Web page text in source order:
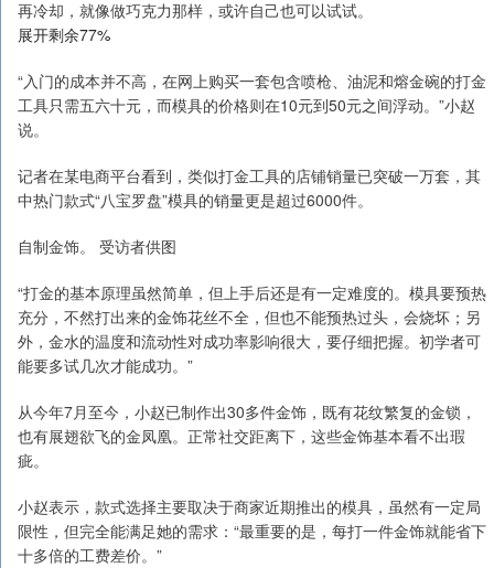
再冷却，就像做巧克力那样，或许自己也可以试试。
展开剩余77%
“入门的成本并不高，在网上购买一套包含喷枪、油泥和熔金碗的打金
工具只需五六十元，而模具的价格则在10元到50元之间浮动。”小赵
说。
记者在某电商平台看到，类似打金工具的店铺销量已突破一万套，其
中热门款式“八宝罗盘”模具的销量更是超过6000件。
自制金饰。 受访者供图
“打金的基本原理虽然简单，但上手后还是有一定难度的。模具要预热
充分，不然打出来的金饰花丝不全，但也不能预热过头，会烧坏；另
外，金水的温度和流动性对成功率影响很大，要仔细把握。初学者可
能要多试几次才能成功。”
从今年7月至今，小赵已制作出30多件金饰，既有花纹繁复的金锁，
也有展翅欲飞的金凤凰。正常社交距离下，这些金饰基本看不出瑕
疵。
小赵表示，款式选择主要取决于商家近期推出的模具，虽然有一定局
限性，但完全能满足她的需求：“最重要的是，每打一件金饰就能省下
十多倍的工费差价。”